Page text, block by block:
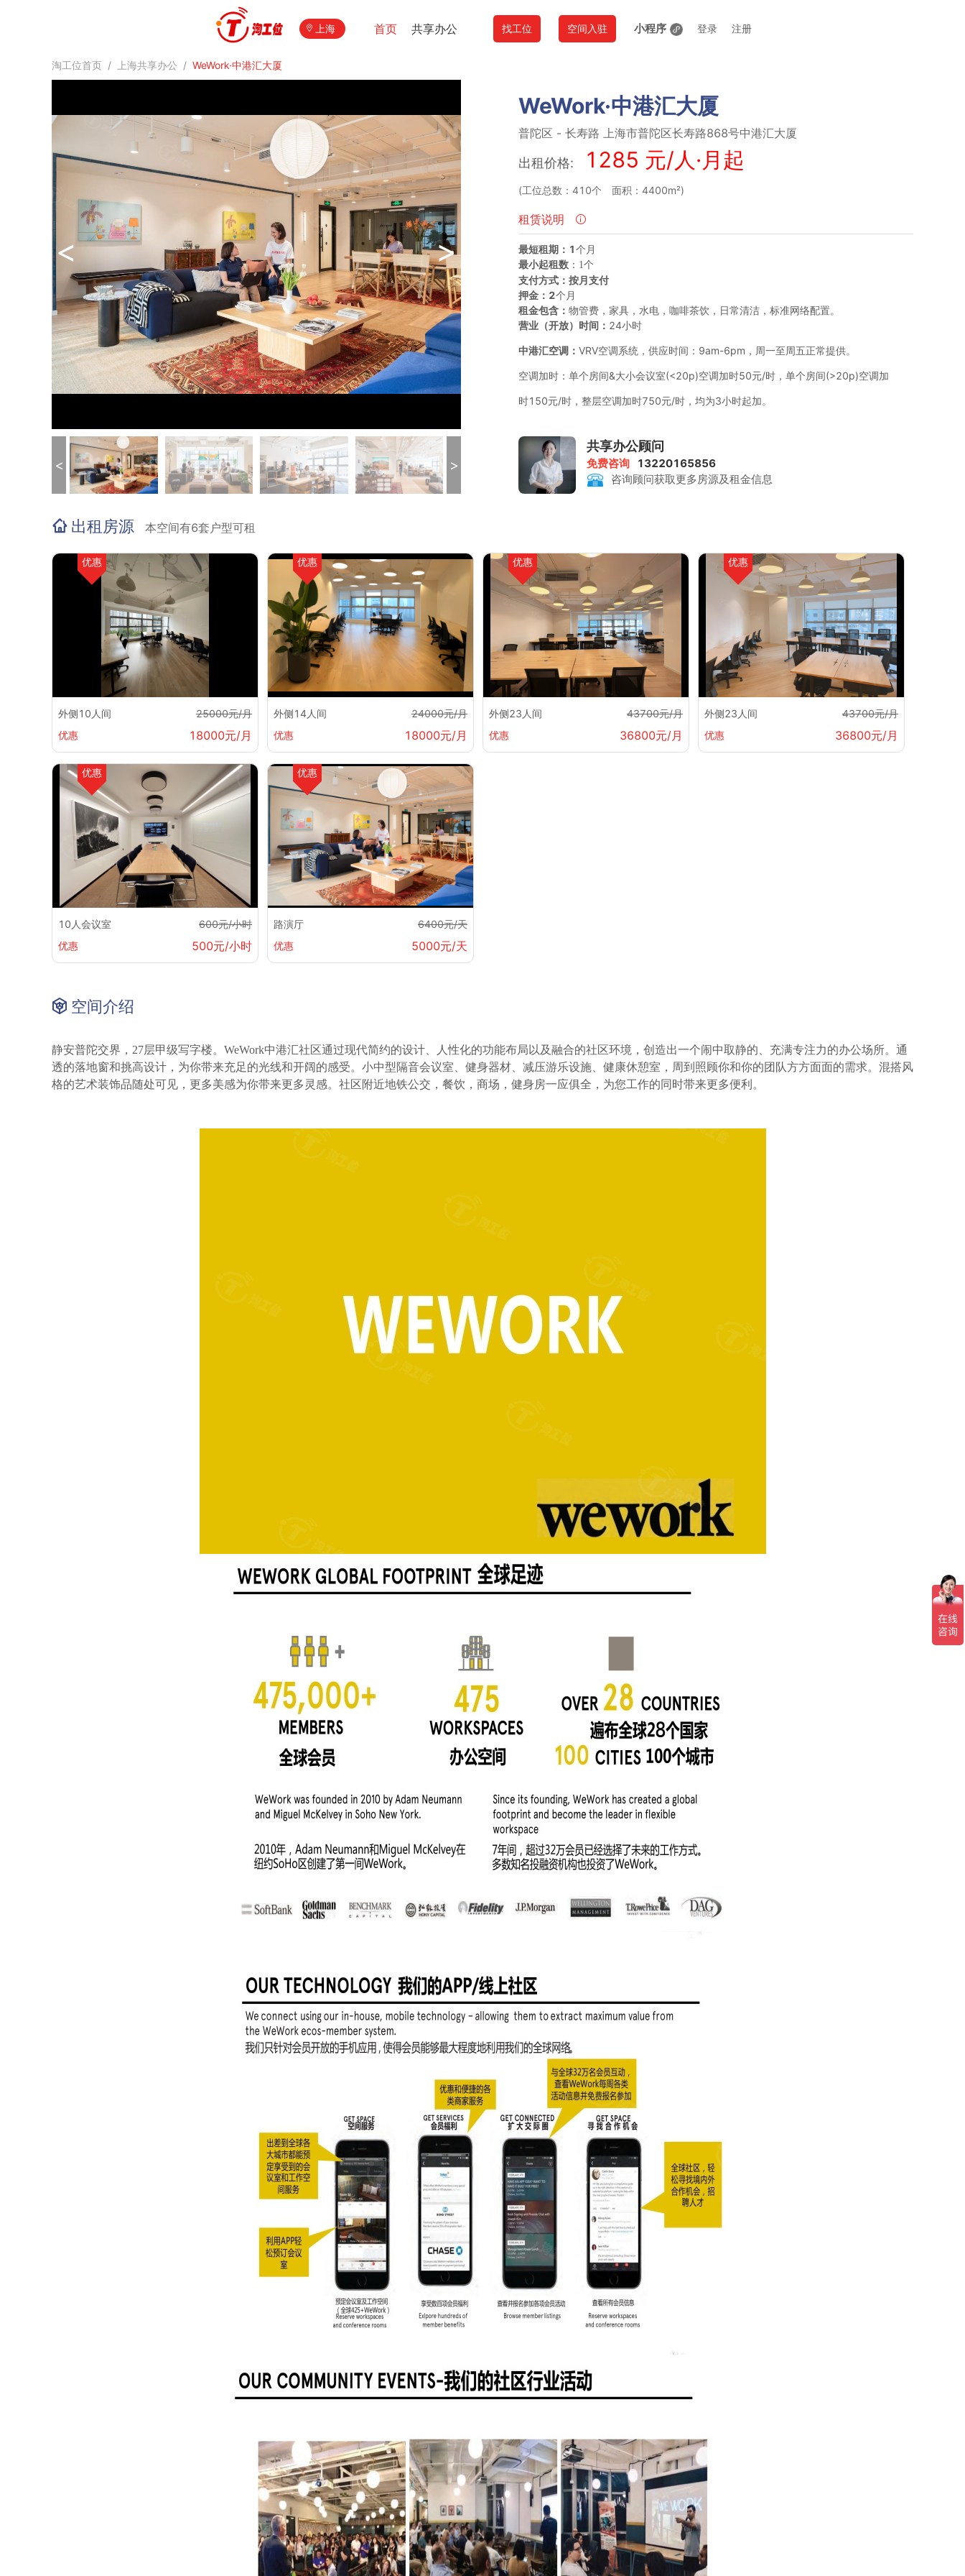
上海 首页 共享办公 找工位 空间入驻 小程序 登录 注册
淘工位首页 / 上海共享办公 / WeWork·中港汇大厦
< >
< >
WeWork·中港汇大厦
普陀区 - 长寿路 上海市普陀区长寿路868号中港汇大厦
出租价格: 1285 元/人·月起
(工位总数：410个 面积：4400m²)
租赁说明
最短租期： 1个月
最小起租数 ： 1个
支付方式： 按月支付
押金： 2个月
租金包含： 物管费，家具，水电，咖啡茶饮，日常清洁，标准网络配置。
营业（开放）时间： 24小时
中港汇空调： VRV空调系统，供应时间：9am-6pm，周一至周五正常提供。
空调加时：单个房间&大小会议室(<20p)空调加时50元/时，单个房间(>20p)空调加
时150元/时，整层空调加时750元/时，均为3小时起加。
共享办公顾问
免费咨询
13220165856
咨询顾问获取更多房源及租金信息
出租房源 本空间有6套户型可租
优惠
外侧10人间
25000元/月
优惠
18000元/月
优惠
外侧14人间
24000元/月
优惠
18000元/月
优惠
外侧23人间
43700元/月
优惠
36800元/月
优惠
外侧23人间
43700元/月
优惠
36800元/月
优惠
10人会议室
600元/小时
优惠
500元/小时
优惠
路演厅
6400元/天
优惠
5000元/天
空间介绍
静安普陀交界， 27层甲级写字楼。WeWork中港汇社区通过现代简约的设计、人性化的功能布局以及融合的社区环境，创造出一个闹中取静的、充满专注力的办公场所。通
透的落地窗和挑高设计，为你带来充足的光线和开阔的感受。小中型隔音会议室、健身器材、减压游乐设施、健康休憩室，周到照顾你和你的团队方方面面的需求。混搭风
格的艺术装饰品随处可见，更多美感为你带来更多灵感。社区附近地铁公交，餐饮，商场，健身房一应俱全，为您工作的同时带来更多便利。